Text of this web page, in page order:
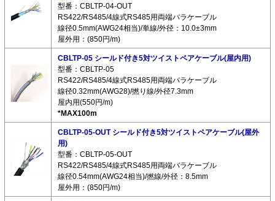
型番：CBLTP-04-OUT
RS422/RS485/4線式RS485用両端バラケーブル
線径0.5mm(AWG24相当)/単線/外径：10.0±3mm
屋外用：(850円/m)
CBLTP-05 シールド付き5対ツイストペアケーブル(屋内用)
型番：CBLTP-05
RS422/RS485/4線式RS485用両端バラケーブル
線径0.32mm(AWG28)/撚り線/外径7.3mm
屋内用(550円/m)
*MAX100m
CBLTP-05-OUT シールド付き5対ツイストペアケーブル(屋外
用)
型番：CBLTP-05-OUT
RS422/RS485/4線式RS485用両端バラケーブル
線径0.54mm(AWG24相当)/撚線/外径：8.5mm
屋外用：(850円/m)